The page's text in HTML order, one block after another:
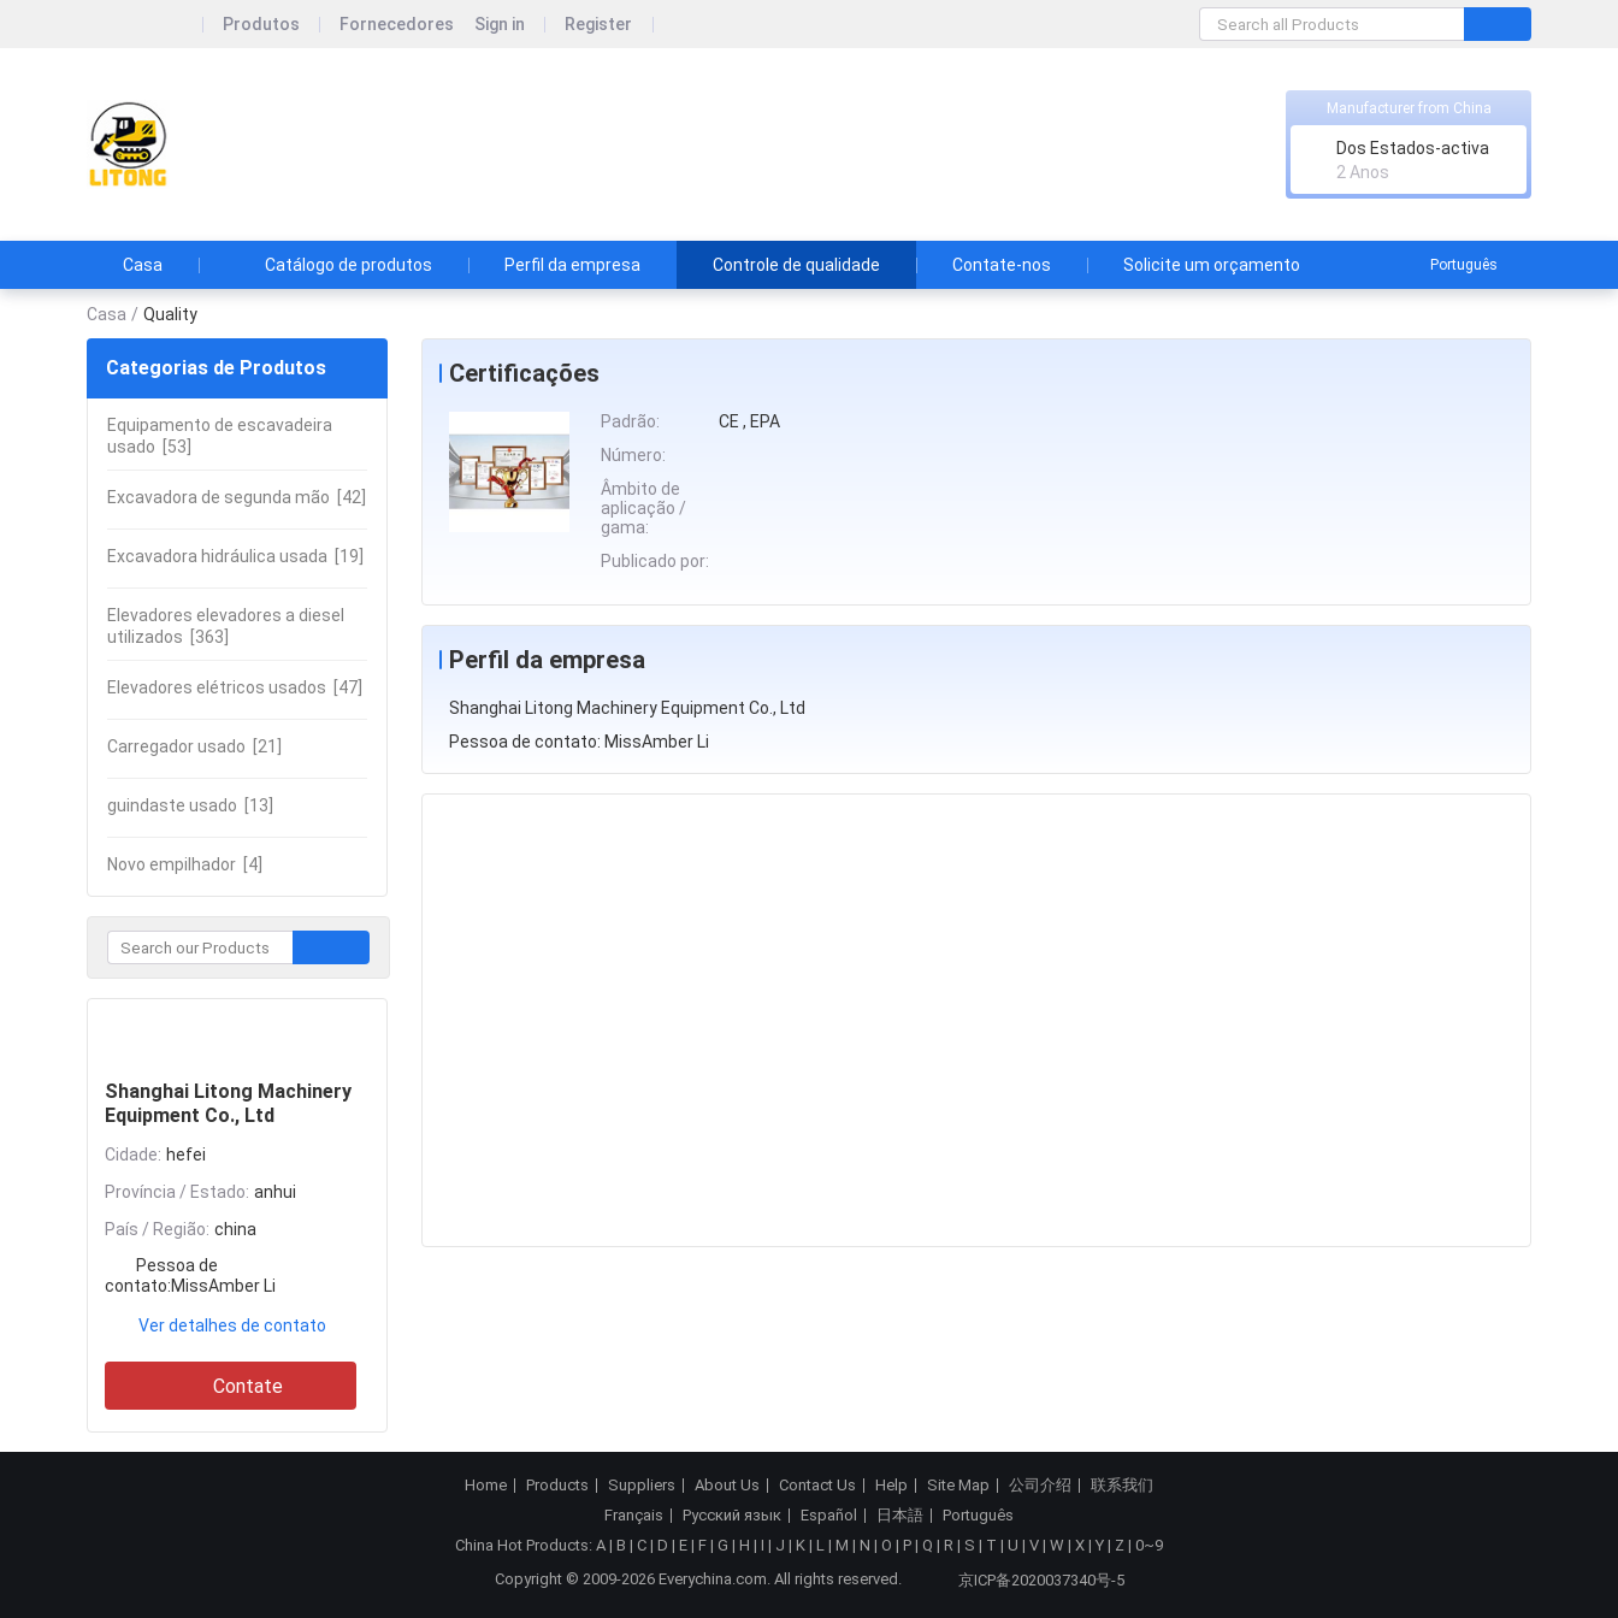
Produtos Fornecedores Sign in Register
Manufacturer from China
Dos Estados-activa
2 Anos
Casa Catálogo de produtos Perfil da empresa Controle de qualidade Contate-nos Solicite um orçamento Português
Casa / Quality
Categorias de Produtos
Equipamento de escavadeira
usado [53]
Excavadora de segunda mão [42]
Excavadora hidráulica usada [19]
Elevadores elevadores a diesel
utilizados [363]
Elevadores elétricos usados [47]
Carregador usado [21]
guindaste usado [13]
Novo empilhador [4]
Shanghai Litong Machinery
Equipment Co., Ltd
Cidade: hefei
Província / Estado: anhui
País / Região: china
Pessoa de
contato:MissAmber Li
Ver detalhes de contato
Contate
Certificações
Padrão:
CE , EPA
Número:
Âmbito de
aplicação /
gama:
Publicado por:
Perfil da empresa
Shanghai Litong Machinery Equipment Co., Ltd
Pessoa de contato: MissAmber Li
Home Products Suppliers About Us Contact Us Help Site Map 公司介绍
联系我们
Français
Русский язык Español 日本語
Português
China Hot Products: A | B | C | D | E | F | G | H | I | J | K | L | M | N | O | P | Q | R | S | T | U | V | W | X | Y | Z | 0~9
Copyright © 2009-2026 Everychina.com. All rights reserved.
京ICP备2020037340号-5